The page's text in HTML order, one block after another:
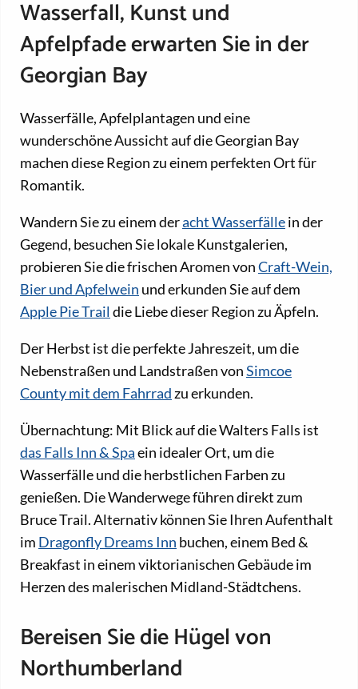
Wasserfall, Kunst und
Apfelpfade erwarten Sie in der
Georgian Bay
Wasserfälle, Apfelplantagen und eine
wunderschöne Aussicht auf die Georgian Bay
machen diese Region zu einem perfekten Ort für
Romantik.
Wandern Sie zu einem deracht Wasserfällein der
Gegend, besuchen Sie lokale Kunstgalerien,
probieren Sie die frischen Aromen vonCraft-Wein,
Bier und Apfelwein und erkunden Sie auf dem
Apple Pie Trail die Liebe dieser Region zu Äpfeln.
Der Herbst ist die perfekte Jahreszeit, um die
Nebenstraßen und Landstraßen vonSimcoe
County mit dem Fahrradzu erkunden.
Übernachtung: Mit Blick auf die Walters Falls ist
das Falls Inn & Spaein idealer Ort, um die
Wasserfälle und die herbstlichen Farben zu
genießen. Die Wanderwege führen direkt zum
Bruce Trail. Alternativ können Sie Ihren Aufenthalt
im Dragonfly Dreams Inn buchen, einem Bed &
Breakfast in einem viktorianischen Gebäude im
Herzen des malerischen Midland-Städtchens.
Bereisen Sie die Hügel von
Northumberland